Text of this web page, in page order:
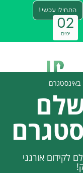
02
ימים
התחילו עכשיו!
לקידום אורגני